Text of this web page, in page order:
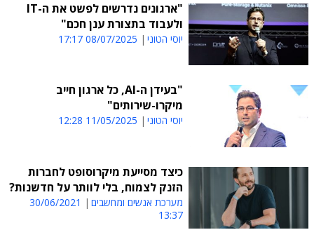
"ארגונים נדרשים לפשט את ה-IT
ולעבוד בתצורת ענן חכם"
יוסי הטוני 08/07/2025 17:17
"בעידן ה-AI, כל ארגון חייב
מיקרו-שירותים"
יוסי הטוני 11/05/2025 12:28
כיצד מסייעת מיקרוסופט לחברות
הזנק לצמוח, בלי לוותר על חדשנות?
מערכת אנשים ומחשבים
30/06/2021
13:37